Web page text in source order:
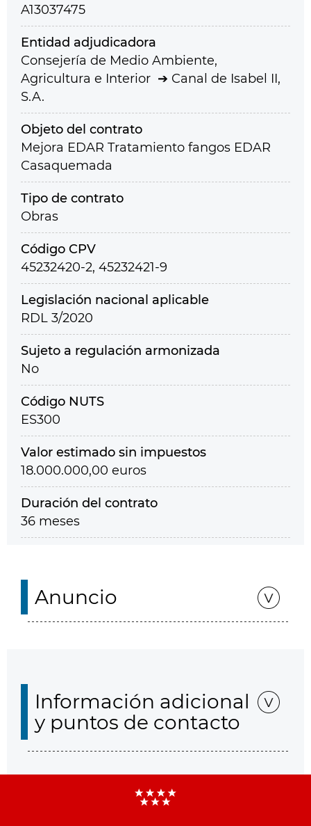
A13037475
Entidad adjudicadora
Consejería de Medio Ambiente,
Agricultura e Interior
Canal de Isabel II,
S.A.
Objeto del contrato
Mejora EDAR Tratamiento fangos EDAR
Casaquemada
Tipo de contrato
Obras
Código CPV
45232420-2, 45232421-9
Legislación nacional aplicable
RDL 3/2020
Sujeto a regulación armonizada
No
Código NUTS
ES300
Valor estimado sin impuestos
18.000.000,00 euros
Duración del contrato
36 meses
Anuncio
Información adicional
y puntos de contacto